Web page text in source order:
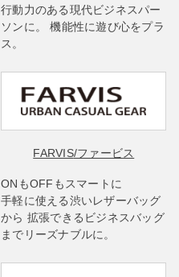
行動力のある現代ビジネスパー
ソンに。 機能性に遊び心をプラ
ス。
FARVIS/ファービス
ONもOFFもスマートに
手軽に使える渋いレザーバッグ
から 拡張できるビジネスバッグ
までリーズナブルに。